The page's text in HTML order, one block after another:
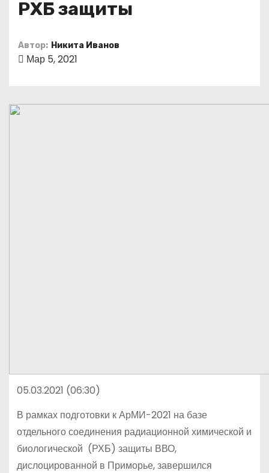
РХБ защиты
Автор: Никита Иванов
Мар 5, 2021
05.03.2021 (06:30)
В рамках подготовки к АрМИ-2021 на базе
отдельного соединения радиационной химической и
биологической (РХБ) защиты ВВО,
дислоцированной в Приморье, завершился